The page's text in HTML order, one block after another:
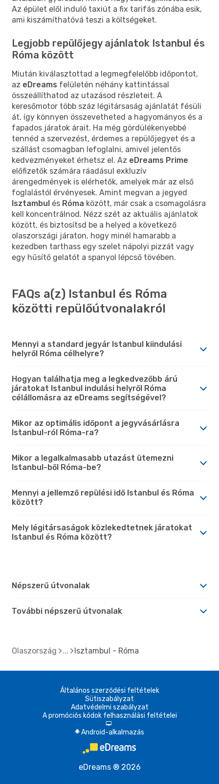
Az épület elől induló taxiút a fix tarifás zónába esik,
ami kiszámíthatóvá teszi a költségeket.
Legjobb repülőjegy ajánlatok Istanbul és
Róma között
Miután kiválasztottad a legmegfelelőbb időpontot,
az eDreams felületén néhány kattintással
összeállíthatod az utazásod részleteit. A
keresőmotor több száz légitársaság ajánlatát fésüli
át, így könnyen összevetheted a hagyományos és a
fapados járatok árait. Ha még gördülékenyebbé
tennéd a szervezést, érdemes a repülőjegyet és a
szállást csomagban lefoglalni, amivel jelentős
kedvezményeket érhetsz el. Az eDreams Prime
előfizetők számára ráadásul exkluzív
árengedmények is elérhetők, amelyek már az első
foglalástól érvényesek. Amint megvan a jegyed
Isztambul és Róma között, már csak a csomagolásra
kell koncentrálnod. Nézz szét az aktuális ajánlatok
között, és biztosítsd be a helyed a következő
olaszországi járaton, hogy minél hamarabb a
kezedben tarthass egy szelet nápolyi pizzát vagy
egy hűsítő gelatót a spanyol lépcső tövében.
FAQs a(z) Istanbul és Róma
közötti repülőútvonalakról
Mennyi a standard jegyár Istanbul kiindulási
helyről Róma célhelyre?
Hogyan találhatja meg a legkedvezőbb árú
járatokat Istanbul indulási helyről Róma
célállomásra az eDreams segítségével?
Mikor az optimális időpont a jegyvásárlásra
Istanbul-ról Róma-ra?
Mikor a legalkalmasabb utazást ütemezni
Istanbul-ből Róma-be?
Mennyi a jellemző repülési idő Istanbul és Róma
között?
Mely légitársaságok közlekedtetnek járatokat
Istanbul és Róma között?
Népszerű útvonalak
További népszerű útvonalak
Olaszország Isztambul - Róma
Általános szerződési feltételek
Sütiszabályzat
Adatvédelmi szabályzat
A promóciós kódok felhasználási feltételei
d
A Android-alkalmazás
eDreams ® 2026